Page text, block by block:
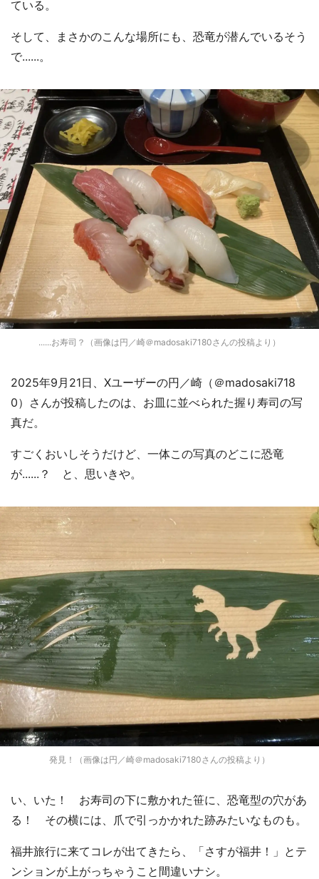
ている。
そして、まさかのこんな場所にも、恐竜が潜んでいるそう
で......。
......お寿司？（画像は円／崎＠madosaki7180さんの投稿より）
2025年9月21日、Xユーザーの円／崎（＠madosaki718
0）さんが投稿したのは、お皿に並べられた握り寿司の写
真だ。
すごくおいしそうだけど、一体この写真のどこに恐竜
が......？ と、思いきや。
発見！（画像は円／崎＠madosaki7180さんの投稿より）
い、いた！ お寿司の下に敷かれた笹に、恐竜型の穴があ
る！ その横には、爪で引っかかれた跡みたいなものも。
福井旅行に来てコレが出てきたら、「さすが福井！」とテ
ンションが上がっちゃうこと間違いナシ。